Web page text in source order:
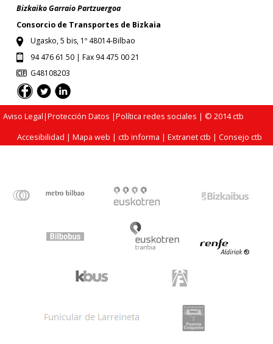
Bizkaiko Garraio Partzuergoa
Consorcio de Transportes de Bizkaia
Ugasko, 5 bis, 1º 48014-Bilbao
94 476 61 50 | Fax 94 475 00 21
G48108203
Aviso Legal|Protección Datos |Política redes sociales | © 2014 ctb
Accesibilidad |Mapa web |ctb informa |Extranet ctb |Consejo ctb